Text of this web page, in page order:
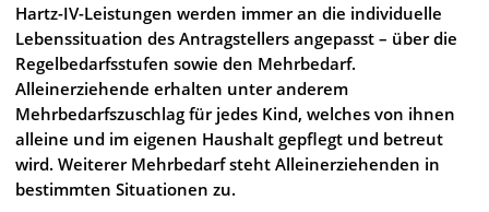
Hartz-IV-Leistungen werden immer an die individuelle
Lebenssituation des Antragstellers angepasst – über die
Regelbedarfsstufen sowie den Mehrbedarf.
Alleinerziehende erhalten unter anderem
Mehrbedarfszuschlag für jedes Kind, welches von ihnen
alleine und im eigenen Haushalt gepflegt und betreut
wird. Weiterer Mehrbedarf steht Alleinerziehenden in
bestimmten Situationen zu.